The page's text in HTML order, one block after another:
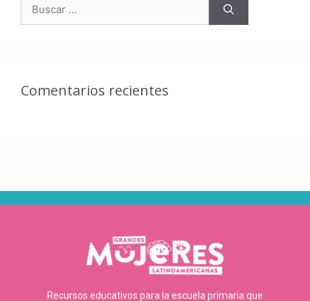
Comentarios recientes
Recursos educativos para la escuela primaria que